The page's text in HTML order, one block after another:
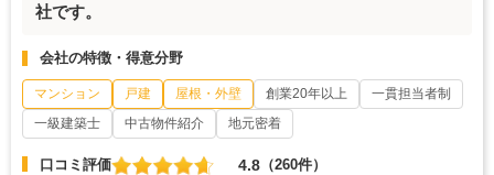
社です。
会社の特徴・得意分野
マンション 戸建 屋根・外壁 創業20年以上
一貫担当者制
一級建築士
中古物件紹介 地元密着
口コミ評価 4.8 （260件）